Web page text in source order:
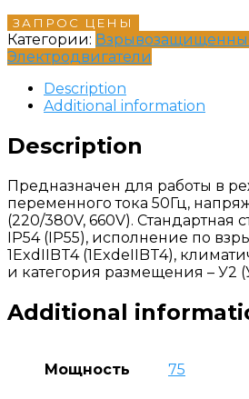
ЗАПРОС ЦЕНЫ
Категории:
Электродвигатели
Description
Additional information
Description
Предназначен для работы в
переменного тока 50Гц,
(220/380V, 660V). Стандартная
IP54 (IP55), исполнение по
1ExdIIBT4 (1ExdеIIBT4),
и категория размещения – У2
Additional
Мощность 75